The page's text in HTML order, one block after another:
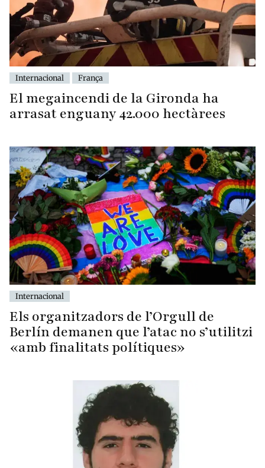
Internacional França
El megaincendi de la Gironda ha
arrasat enguany 42.000 hectàrees
Internacional
Els organitzadors de l’Orgull de
Berlín demanen que l’atac no s’utilitzi
«amb finalitats polítiques»